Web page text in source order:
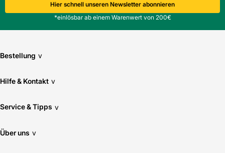
Hier schnell unseren Newsletter abonnieren
*einlösbar ab einem Warenwert von 200€
Bestellung v
Hilfe & Kontakt v
Service & Tipps v
Über uns v